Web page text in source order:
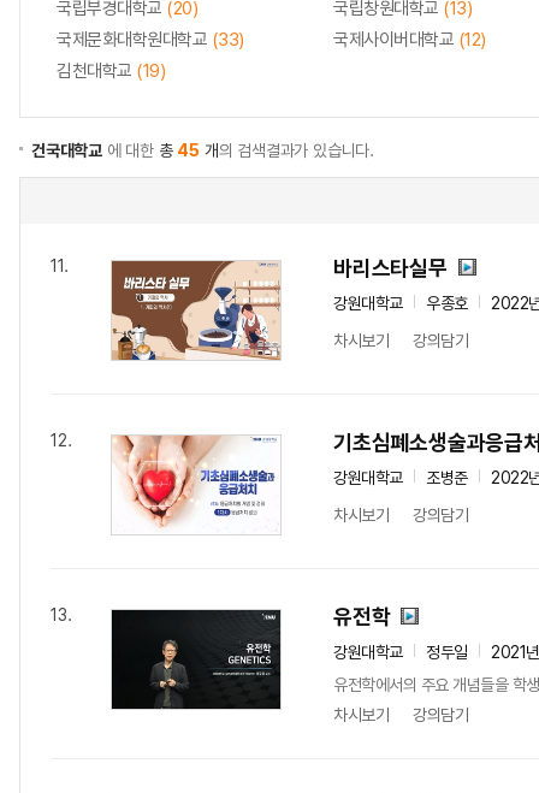
국립부경대학교 (20) 국립창원대학교 (13)
국제문화대학원대학교 (33) 국제사이버대학교 (12)
김천대학교 (19)
건국대학교 에 대한 총 45 개의 검색결과가 있습니다.
11. 바리스타실무
강원대학교 우종호
2022
차시보기
강의담기
12. 기초심폐소생술과응급
강원대학교 조병준
2022
차시보기
강의담기
13. 유전학
강원대학교 정두일
2021
유전학에서의 주요 개념들을 학
차시보기
강의담기